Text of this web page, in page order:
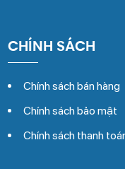
CHÍNH SÁCH
Chính sách bán hàng
Chính sách bảo mật
Chính sách thanh